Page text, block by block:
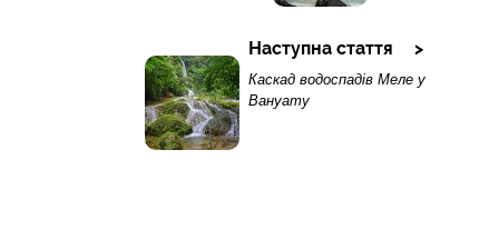
Наступна стаття
Каскад водоспадів Меле у
Вануату